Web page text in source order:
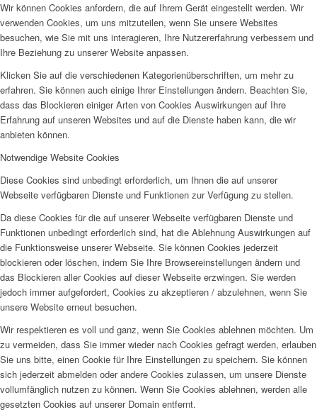
Wir können Cookies anfordern, die auf Ihrem Gerät eingestellt werden. Wir
verwenden Cookies, um uns mitzuteilen, wenn Sie unsere Websites
besuchen, wie Sie mit uns interagieren, Ihre Nutzererfahrung verbessern und
Ihre Beziehung zu unserer Website anpassen.
Klicken Sie auf die verschiedenen Kategorienüberschriften, um mehr zu
erfahren. Sie können auch einige Ihrer Einstellungen ändern. Beachten Sie,
dass das Blockieren einiger Arten von Cookies Auswirkungen auf Ihre
Erfahrung auf unseren Websites und auf die Dienste haben kann, die wir
anbieten können.
Notwendige Website Cookies
Diese Cookies sind unbedingt erforderlich, um Ihnen die auf unserer
Webseite verfügbaren Dienste und Funktionen zur Verfügung zu stellen.
Da diese Cookies für die auf unserer Webseite verfügbaren Dienste und
Funktionen unbedingt erforderlich sind, hat die Ablehnung Auswirkungen auf
die Funktionsweise unserer Webseite. Sie können Cookies jederzeit
blockieren oder löschen, indem Sie Ihre Browsereinstellungen ändern und
das Blockieren aller Cookies auf dieser Webseite erzwingen. Sie werden
jedoch immer aufgefordert, Cookies zu akzeptieren / abzulehnen, wenn Sie
unsere Website erneut besuchen.
Wir respektieren es voll und ganz, wenn Sie Cookies ablehnen möchten. Um
zu vermeiden, dass Sie immer wieder nach Cookies gefragt werden, erlauben
Sie uns bitte, einen Cookie für Ihre Einstellungen zu speichern. Sie können
sich jederzeit abmelden oder andere Cookies zulassen, um unsere Dienste
vollumfänglich nutzen zu können. Wenn Sie Cookies ablehnen, werden alle
gesetzten Cookies auf unserer Domain entfernt.